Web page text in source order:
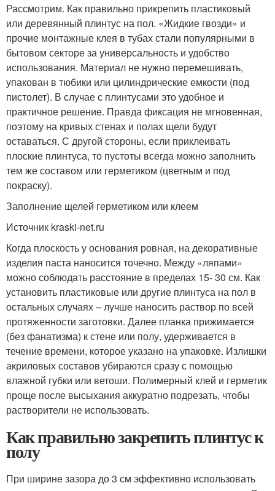
Рассмотрим. Как правильно прикрепить пластиковый
или деревянный плинтус на пол. «Жидкие гвозди» и
прочие монтажные клея в тубах стали популярными в
бытовом секторе за универсальность и удобство
использования. Материал не нужно перемешивать,
упакован в тюбики или цилиндрические емкости (под
пистолет). В случае с плинтусами это удобное и
практичное решение. Правда фиксация не мгновенная,
поэтому на кривых стенах и полах щели будут
оставаться. С другой стороны, если приклеивать
плоские плинтуса, то пустоты всегда можно заполнить
тем же составом или герметиком (цветным и под
покраску).
Заполнение щелей герметиком или клеем
Источник kraski-net.ru
Когда плоскость у основания ровная, на декоративные
изделия паста наносится точечно. Между «ляпами»
можно соблюдать расстояние в пределах 15- 30 см. Как
установить пластиковые или другие плинтуса на пол в
остальных случаях – лучше наносить раствор по всей
протяженности заготовки. Далее планка прижимается
(без фанатизма) к стене или полу, удерживается в
течение времени, которое указано на упаковке. Излишки
акриловых составов убираются сразу с помощью
влажной губки или ветоши. Полимерный клей и герметик
проще после высыхания аккуратно подрезать, чтобы
растворители не использовать.
Как правильно закрепить плинтус к
полу
При ширине зазора до 3 см эффективно использовать